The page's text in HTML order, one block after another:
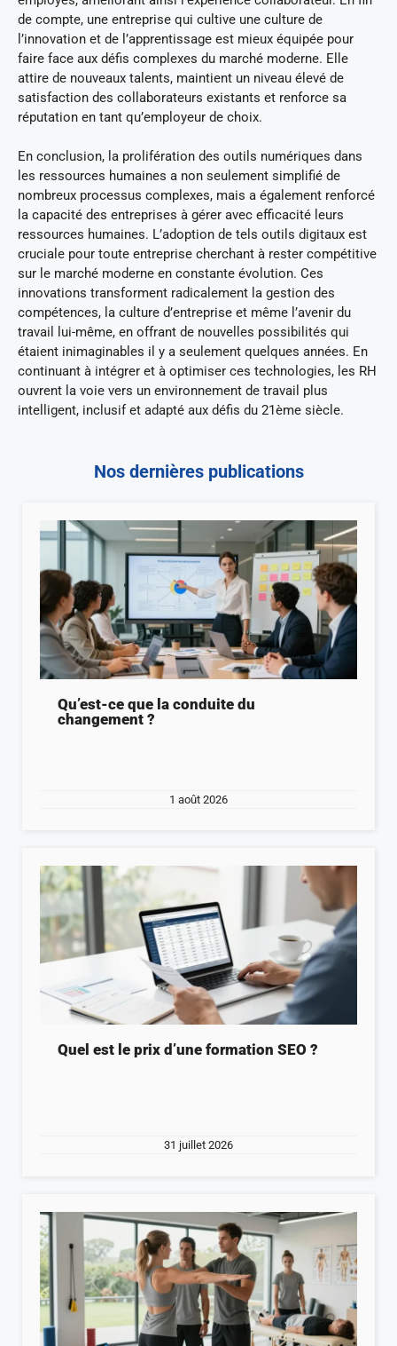
de compte, une entreprise qui cultive une culture de
l’innovation et de l’apprentissage est mieux équipée pour
faire face aux défis complexes du marché moderne. Elle
attire de nouveaux talents, maintient un niveau élevé de
satisfaction des collaborateurs existants et renforce sa
réputation en tant qu’employeur de choix.
En conclusion, la prolifération des outils numériques dans
les ressources humaines a non seulement simplifié de
nombreux processus complexes, mais a également renforcé
la capacité des entreprises à gérer avec efficacité leurs
ressources humaines. L’adoption de tels outils digitaux est
cruciale pour toute entreprise cherchant à rester compétitive
sur le marché moderne en constante évolution. Ces
innovations transforment radicalement la gestion des
compétences, la culture d’entreprise et même l’avenir du
travail lui-même, en offrant de nouvelles possibilités qui
étaient inimaginables il y a seulement quelques années. En
continuant à intégrer et à optimiser ces technologies, les RH
ouvrent la voie vers un environnement de travail plus
intelligent, inclusif et adapté aux défis du 21ème siècle.
Nos dernières publications
Qu’est-ce que la conduite du
changement ?
1 août 2026
Quel est le prix d’une formation SEO ?
31 juillet 2026